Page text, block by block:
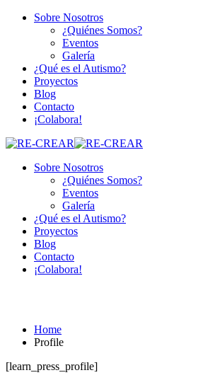
Sobre Nosotros
¿Quiénes Somos?
Eventos
Galería
¿Qué es el Autismo?
Proyectos
Blog
Contacto
¡Colabora!
Sobre Nosotros
¿Quiénes Somos?
Eventos
Galería
¿Qué es el Autismo?
Proyectos
Blog
Contacto
¡Colabora!
Home
Profile
[learn_press_profile]